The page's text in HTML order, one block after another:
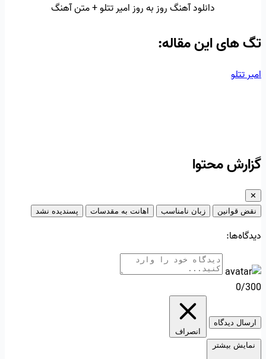
دانلود آهنگ روز به روز امیر تتلو + متن آهنگ
تگ‌ های این مقاله:
امیر تتلو
گزارش محتوا
✕
نقض قوانین
زبان نامناسب اهانت به مقدسات پسندیده نشد
دیدگاه‌ها:
0/300
ارسال دیدگاه
انصراف
نمایش بیشتر